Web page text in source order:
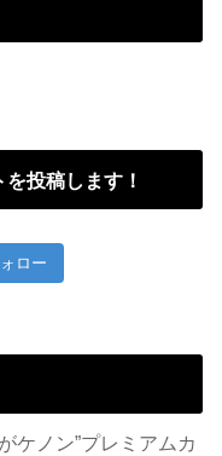
投稿します！
ロー
ケノン”プレミアムカ